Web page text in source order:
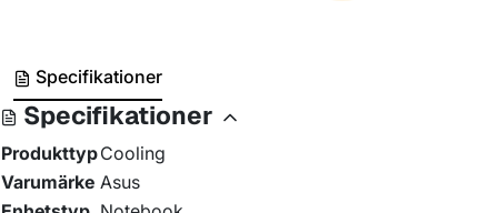
Specifikationer
Specifikationer
ProdukttypCooling
Varumärke Asus